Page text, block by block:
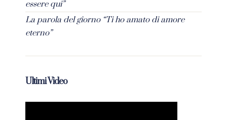
essere qui”
La parola del giorno “Ti ho amato di amore
eterno”
Ultimi Video